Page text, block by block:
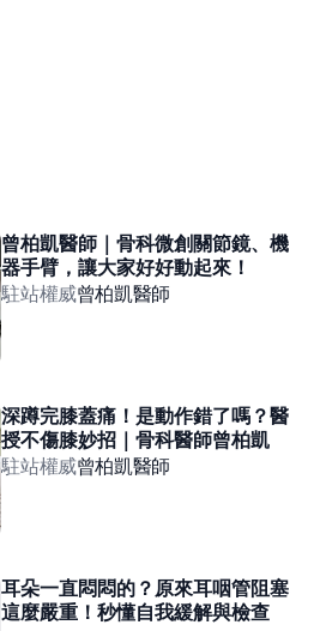
曾柏凱醫師｜骨科微創關節鏡、機
器手臂，讓大家好好動起來！
駐站權威曾柏凱醫師
深蹲完膝蓋痛！是動作錯了嗎？醫
授不傷膝妙招｜骨科醫師曾柏凱
駐站權威曾柏凱醫師
耳朵一直悶悶的？原來耳咽管阻塞
這麼嚴重！秒懂自我緩解與檢查